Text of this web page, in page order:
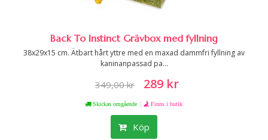
Back To Instinct Grävbox med fyllning
38x29x15 cm. Ätbart hårt yttre med en maxad dammfri fyllning av
kaninanpassad pa...
349,00 kr 289 kr
Skickas omgående | Finns i butik
Köp